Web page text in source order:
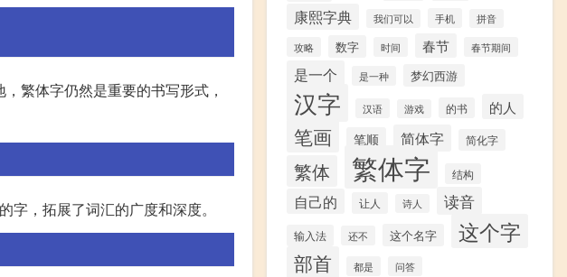
繁体字仍然是重要的书写形式，
字，拓展了词汇的广度和深度。
康熙字典 我们可以 手机 拼音
攻略 数字 时间 春节 春节期间
是一个 是一种 梦幻西游
汉字 汉语 游戏 的书 的人
笔画 笔顺 简体字 简化字
繁体 繁体字 结构
自己的 让人 诗人 读音
输入法 还不 这个名字 这个字
部首 都是 问答